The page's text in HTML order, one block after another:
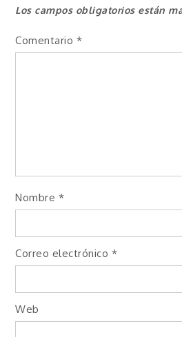
Los campos obligatorios están
Comentario *
Nombre *
Correo electrónico *
Web